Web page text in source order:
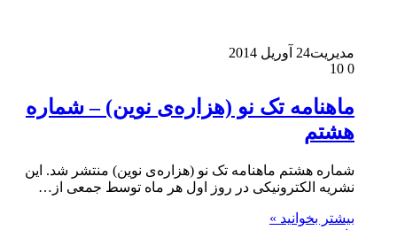
مدیریت24 آوریل 2014
0
ماهنامه تک نو (هزاره‌ی نوین) – شماره
هشتم
شماره هشتم ماهنامه تک نو (هزاره‌ی نوین) منتشر شد. این
نشریه الکترونیکی در روز اول هر ماه توسط جمعی از…
بیشتر بخوانید »